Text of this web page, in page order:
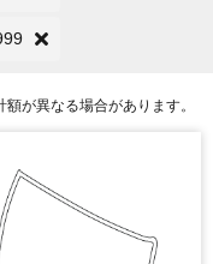
が異なる場合があります。